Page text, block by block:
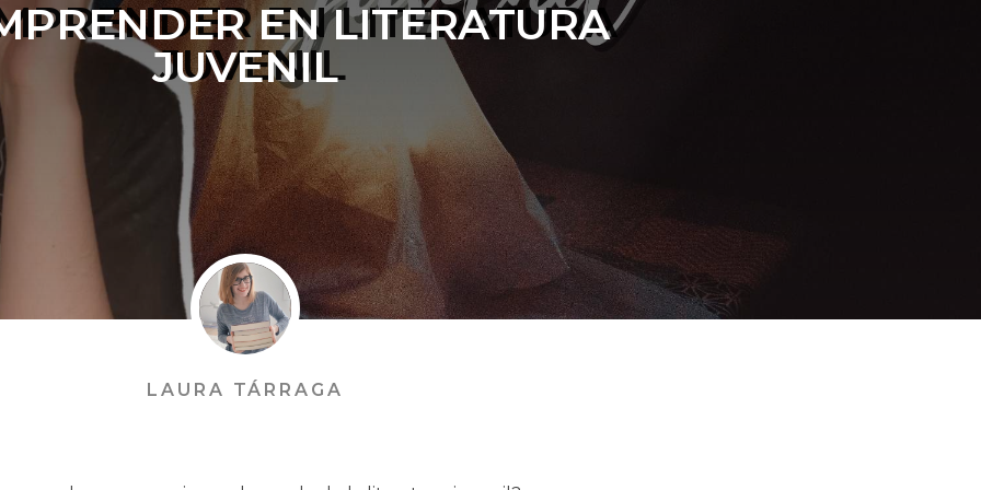
EN LITERATURA
JUVENIL
LAURA TÁRRAGA